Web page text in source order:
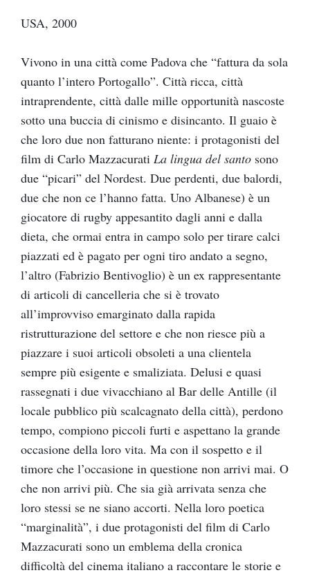
USA, 2000
Vivono in una città come Padova che “fattura da sola
quanto l’intero Portogallo”. Città ricca, città
intraprendente, città dalle mille opportunità nascoste
sotto una buccia di cinismo e disincanto. Il guaio è
che loro due non fatturano niente: i protagonisti del
film di Carlo Mazzacurati La lingua del santo sono
due “picari” del Nordest. Due perdenti, due balordi,
due che non ce l’hanno fatta. Uno Albanese) è un
giocatore di rugby appesantito dagli anni e dalla
dieta, che ormai entra in campo solo per tirare calci
piazzati ed è pagato per ogni tiro andato a segno,
l’altro (Fabrizio Bentivoglio) è un ex rappresentante
di articoli di cancelleria che si è trovato
all’improvviso emarginato dalla rapida
ristrutturazione del settore e che non riesce più a
piazzare i suoi articoli obsoleti a una clientela
sempre più esigente e smaliziata. Delusi e quasi
rassegnati i due vivacchiano al Bar delle Antille (il
locale pubblico più scalcagnato della città), perdono
tempo, compiono piccoli furti e aspettano la grande
occasione della loro vita. Ma con il sospetto e il
timore che l’occasione in questione non arrivi mai. O
che non arrivi più. Che sia già arrivata senza che
loro stessi se ne siano accorti. Nella loro poetica
“marginalità”, i due protagonisti del film di Carlo
Mazzacurati sono un emblema della cronica
difficoltà del cinema italiano a raccontare le storie e